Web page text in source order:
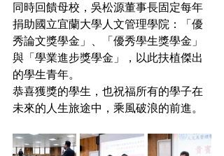
同時回饋母校，吳松源董事長固定每年
捐助國立宜蘭大學人文管理學院：「優
秀論文獎學金」、「優秀學生獎學金」
與「學業進步獎學金」，以此扶植傑出
的學生青年。
恭喜獲獎的學生，也祝福所有的學子在
未來的人生旅途中，乘風破浪的前進。